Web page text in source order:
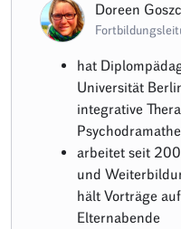
Doreen
hat
Universität
integrative
arbeitet seit
und
hält Vorträge
Elternabende